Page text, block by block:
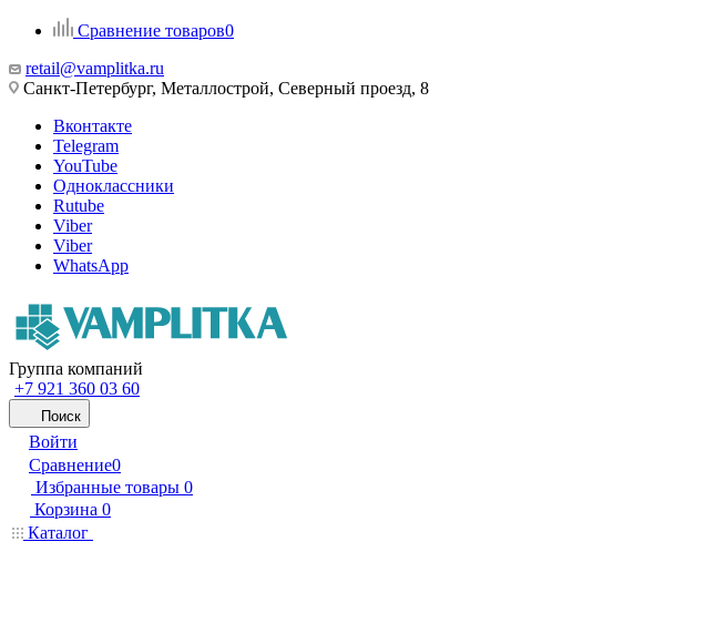
Сравнение товаров0
retail@vamplitka.ru
Санкт-Петербург, Металлострой, Северный проезд, 8
Вконтакте
Telegram
YouTube
Одноклассники
Rutube
Viber
Viber
WhatsApp
Группа компаний
+7 921 360 03 60
Поиск
Войти
Сравнение0
Избранные товары 0
Корзина 0
Каталог